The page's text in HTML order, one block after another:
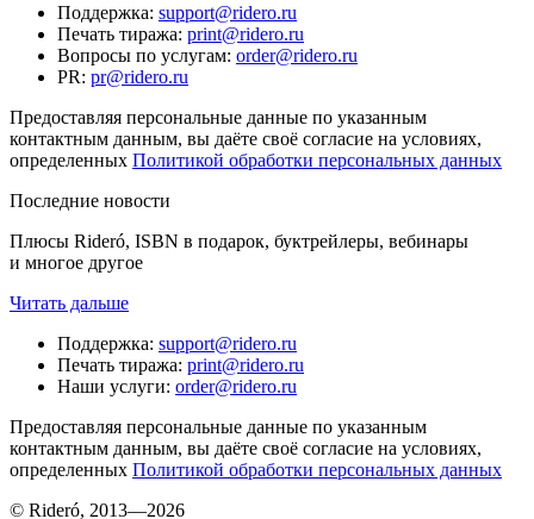
Поддержка: support@ridero.ru
Печать тиража: print@ridero.ru
Вопросы по услугам: order@ridero.ru
PR: pr@ridero.ru
Предоставляя персональные данные по указанным
контактным данным, вы даёте своё согласие на условиях,
определенных Политикой обработки персональных данных
Последние новости
Плюсы Rideró, ISBN в подарок, буктрейлеры, вебинары
и многое другое
Читать дальше
Поддержка: support@ridero.ru
Печать тиража: print@ridero.ru
Наши услуги: order@ridero.ru
Предоставляя персональные данные по указанным
контактным данным, вы даёте своё согласие на условиях,
определенных Политикой обработки персональных данных
© Rideró, 2013—2026